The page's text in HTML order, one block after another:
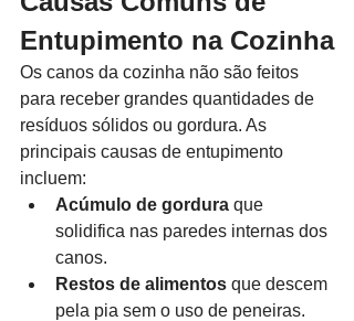
Entupimento na Cozinha
Os canos da cozinha não são feitos
para receber grandes quantidades de
resíduos sólidos ou gordura. As
principais causas de entupimento
incluem:
Acúmulo de gordura que
solidifica nas paredes internas dos
canos.
Restos de alimentos que descem
pela pia sem o uso de peneiras.